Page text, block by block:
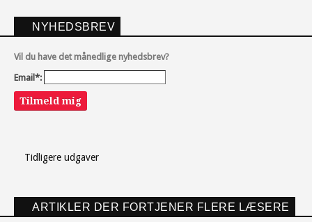
NYHEDSBREV
Vil du have det månedlige nyhedsbrev?
Email*:
Tilmeld mig
Tidligere udgaver
ARTIKLER DER FORTJENER FLERE LÆSERE